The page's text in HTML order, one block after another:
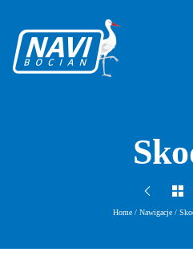
Home / Nawigacje /